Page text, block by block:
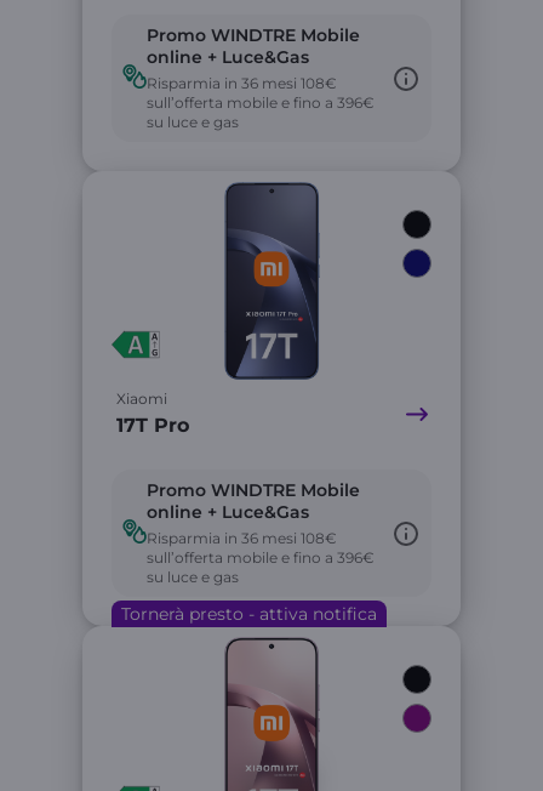
Promo WINDTRE Mobile
online + Luce&Gas
Risparmia in 36 mesi 108€
sull’offerta mobile e fino a 396€
su luce e gas
Xiaomi
17T Pro
Promo WINDTRE Mobile
online + Luce&Gas
Risparmia in 36 mesi 108€
sull’offerta mobile e fino a 396€
su luce e gas
Link
Tornerà presto - attiva notifica
Link